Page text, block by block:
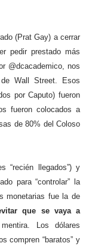
(Prat Gay) a cerrar
pedir prestado más
@dcacademico, nos
Wall Street. Esos
por Caputo) fueron
fueron colocados a
de 80% del Coloso
“recién llegados”) y
para “controlar” la
monetarias fue la de
que se vaya a
Los dólares
compren “baratos” y